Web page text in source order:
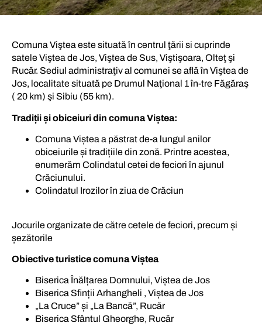
Comuna Viştea este situată în centrul ţării si cuprinde
satele Viştea de Jos, Viştea de Sus, Viştişoara, Olteţ şi
Rucăr. Sediul administraţiv al comunei se află în Viştea de
Jos, localitate situată pe Drumul Naţional 1 în-tre Făgăraş
( 20 km) şi Sibiu (55 km).
Tradiții și obiceiuri din comuna Viștea:
Comuna Viștea a păstrat de-a lungul anilor
obiceiurile și tradițiile din zonă. Printre acestea,
enumerăm Colindatul cetei de feciori în ajunul
Crăciunului.
Colindatul Irozilor în ziua de Crăciun
Jocurile organizate de către cetele de feciori, precum și
șezătorile
Obiective turistice comuna Viștea
Biserica Înălțarea Domnului, Viștea de Jos
Biserica Sfinții Arhangheli , Viștea de Jos
„La Cruce” și „La Bancă”, Rucăr
Biserica Sfântul Gheorghe, Rucăr